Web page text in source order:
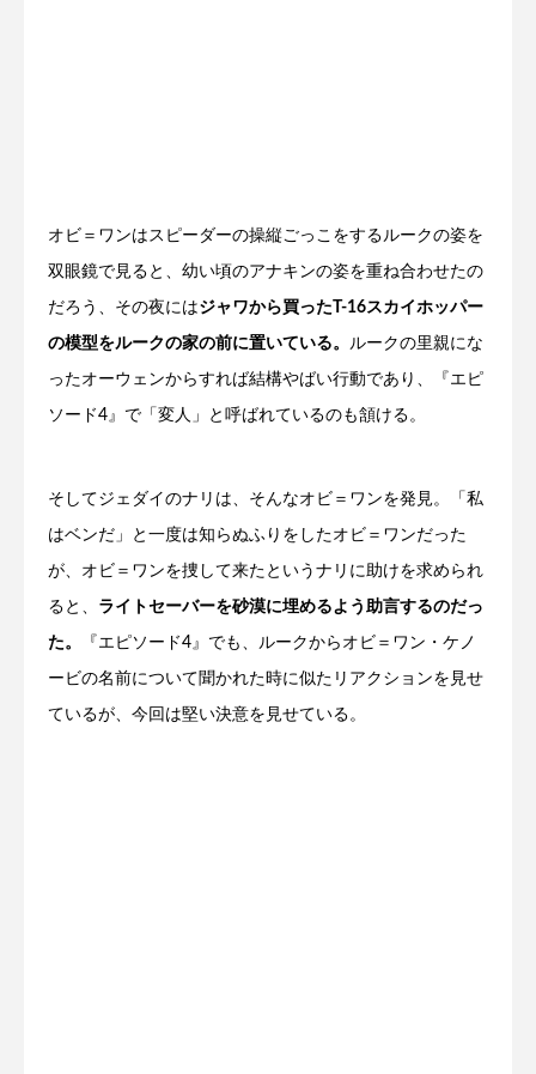
オビ＝ワンはスピーダーの操縦ごっこをするルークの姿を
双眼鏡で見ると、幼い頃のアナキンの姿を重ね合わせたの
だろう、その夜にはジャワから買ったT-16スカイホッパー
の模型をルークの家の前に置いている。 ルークの里親にな
ったオーウェンからすれば結構やばい行動であり、『エピ
ソード4』で「変人」と呼ばれているのも頷ける。
そしてジェダイのナリは、そんなオビ＝ワンを発見。「私
はベンだ」と一度は知らぬふりをしたオビ＝ワンだった
が、オビ＝ワンを捜して来たというナリに助けを求められ
ると、 ライトセーバーを砂漠に埋めるよう助言するのだっ
た。 『エピソード4』でも、ルークからオビ＝ワン・ケノ
ービの名前について聞かれた時に似たリアクションを見せ
ているが、今回は堅い決意を見せている。